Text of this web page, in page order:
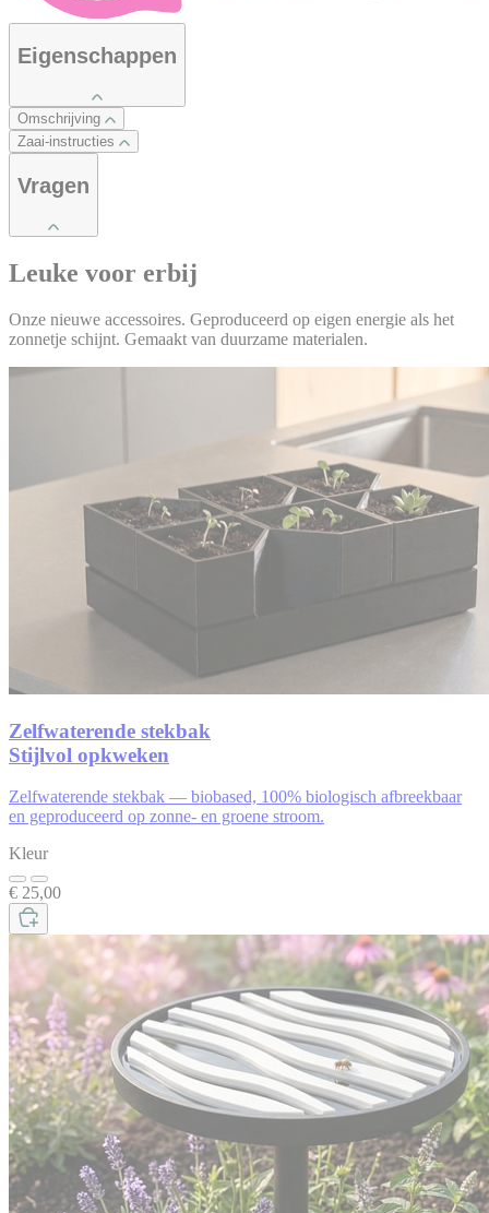
Eigenschappen
Omschrijving
Zaai-instructies
Vragen
Leuke voor erbij
Onze nieuwe accessoires. Geproduceerd op eigen energie als het
zonnetje schijnt. Gemaakt van duurzame materialen.
Zelfwaterende stekbak
Stijlvol opkweken
Zelfwaterende stekbak — biobased, 100% biologisch afbreekbaar
en geproduceerd op zonne- en groene stroom.
Kleur
€ 25,00